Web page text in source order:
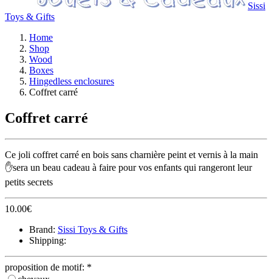
Sissi
Toys & Gifts
Home
Shop
Wood
Boxes
Hingedless enclosures
Coffret carré
Coffret carré
Ce joli coffret carré en bois sans charnière peint et vernis à la main
✋sera un beau cadeau à faire pour vos enfants qui rangeront leur
petits secrets
10.00€
Brand: Sissi Toys & Gifts
Shipping:
proposition de motif: *